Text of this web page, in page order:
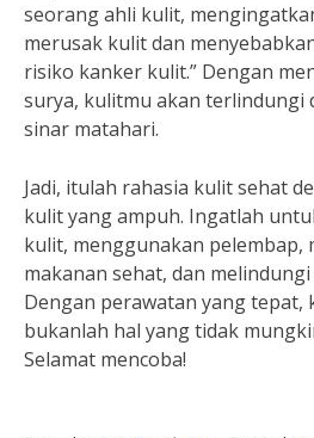
seorang ahli kulit,
merusak kulit dan
risiko kanker kulit.” Dengan
surya, kulitmu akan terlindungi
sinar matahari.
Jadi, itulah rahasia kulit sehat
kulit yang ampuh. Ingatlah
kulit, menggunakan pelembap,
makanan sehat, dan
Dengan perawatan yang tepat,
bukanlah hal yang tidak
Selamat mencoba!